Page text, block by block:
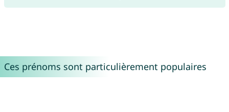
Ces prénoms sont particulièrement populaires